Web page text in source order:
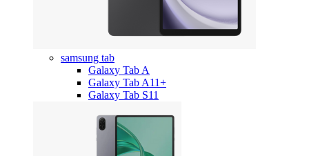
samsung tab
Galaxy Tab A
Galaxy Tab A11+
Galaxy Tab S11